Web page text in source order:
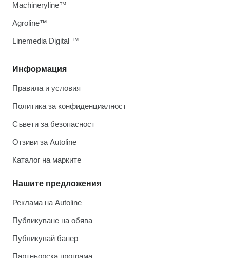
Информация
Правила и условия
Политика за конфиденциалност
Съвети за безопасност
Отзиви за Autoline
Каталог на марките
Нашите предложения
Реклама на Autoline
Публикуване на обява
Публикувай банер
Партньорска програма
Machineryline™
Agroline™
Linemedia Digital ™